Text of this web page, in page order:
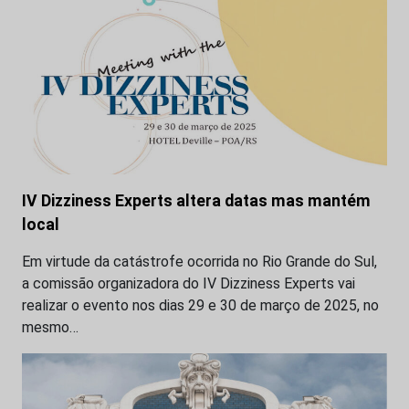
IV Dizziness Experts altera datas mas mantém
local
Em virtude da catástrofe ocorrida no Rio Grande do Sul,
a comissão organizadora do IV Dizziness Experts vai
realizar o evento nos dias 29 e 30 de março de 2025, no
mesmo…